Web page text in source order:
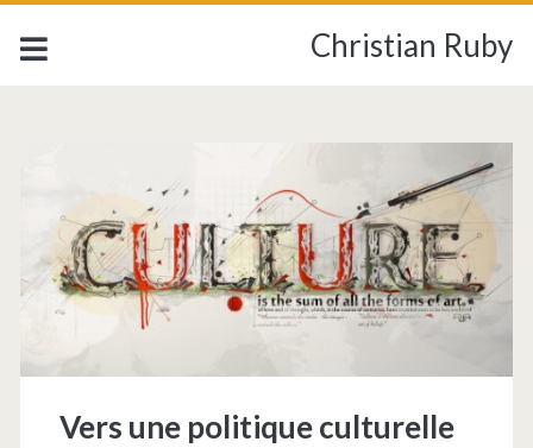
Christian Ruby
Vers une politique culturelle